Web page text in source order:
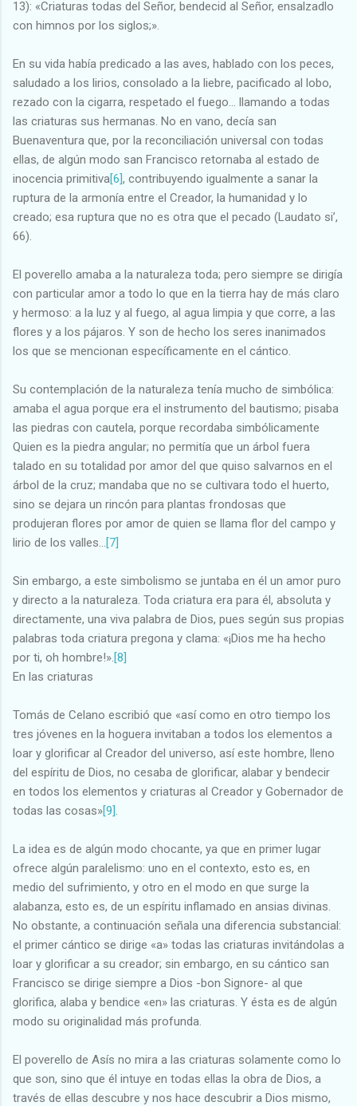
13): «Criaturas todas del Señor, bendecid al Señor, ensalzadlo
con himnos por los siglos;».
En su vida había predicado a las aves, hablado con los peces,
saludado a los lirios, consolado a la liebre, pacificado al lobo,
rezado con la cigarra, respetado el fuego… llamando a todas
las criaturas sus hermanas. No en vano, decía san
Buenaventura que, por la reconciliación universal con todas
ellas, de algún modo san Francisco retornaba al estado de
inocencia primitiva[6], contribuyendo igualmente a sanar la
ruptura de la armonía entre el Creador, la humanidad y lo
creado; esa ruptura que no es otra que el pecado (Laudato si’,
66).
El poverello amaba a la naturaleza toda; pero siempre se dirigía
con particular amor a todo lo que en la tierra hay de más claro
y hermoso: a la luz y al fuego, al agua limpia y que corre, a las
flores y a los pájaros. Y son de hecho los seres inanimados
los que se mencionan específicamente en el cántico.
Su contemplación de la naturaleza tenía mucho de simbólica:
amaba el agua porque era el instrumento del bautismo; pisaba
las piedras con cautela, porque recordaba simbólicamente
Quien es la piedra angular; no permitía que un árbol fuera
talado en su totalidad por amor del que quiso salvarnos en el
árbol de la cruz; mandaba que no se cultivara todo el huerto,
sino se dejara un rincón para plantas frondosas que
produjeran flores por amor de quien se llama flor del campo y
lirio de los valles...
[7]
Sin embargo, a este simbolismo se juntaba en él un amor puro
y directo a la naturaleza. Toda criatura era para él, absoluta y
directamente, una viva palabra de Dios, pues según sus propias
palabras toda criatura pregona y clama: «¡Dios me ha hecho
por ti, oh hombre!». [8]
En las criaturas
Tomás de Celano escribió que «así como en otro tiempo los
tres jóvenes en la hoguera invitaban a todos los elementos a
loar y glorificar al Creador del universo, así este hombre, lleno
del espíritu de Dios, no cesaba de glorificar, alabar y bendecir
en todos los elementos y criaturas al Creador y Gobernador de
todas las cosas»[9]
La idea es de algún modo chocante, ya que en primer lugar
ofrece algún paralelismo: uno en el contexto, esto es, en
medio del sufrimiento, y otro en el modo en que surge la
alabanza, esto es, de un espíritu inflamado en ansias divinas.
No obstante, a continuación señala una diferencia substancial:
el primer cántico se dirige «a» todas las criaturas invitándolas a
loar y glorificar a su creador; sin embargo, en su cántico san
Francisco se dirige siempre a Dios -bon Signore- al que
glorifica, alaba y bendice «en» las criaturas. Y ésta es de algún
modo su originalidad más profunda.
El poverello de Asís no mira a las criaturas solamente como lo
que son, sino que él intuye en todas ellas la obra de Dios, a
través de ellas descubre y nos hace descubrir a Dios mismo,